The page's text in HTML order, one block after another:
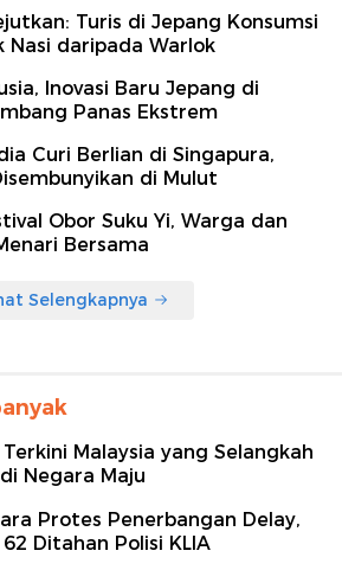
Turis di Jepang Konsumsi
Nasi daripada Warlok
Inovasi Baru Jepang di
Panas Ekstrem
Curi Berlian di Singapura,
di Mulut
Obor Suku Yi, Warga dan
Bersama
Selengkapnya
Malaysia yang Selangkah
Negara Maju
Protes Penerbangan Delay,
Ditahan Polisi KLIA